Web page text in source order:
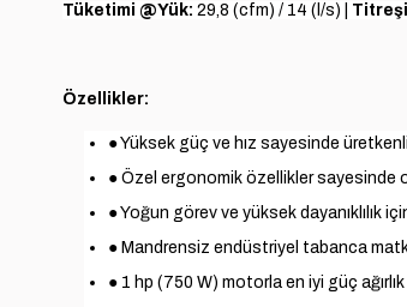
Tüketimi @Yük: 29,8 (cfm) / 14 (l/s) |
Özellikler:
● Yüksek güç ve hız sayesinde
● Özel ergonomik özellikler sayesinde
● Yoğun görev ve yüksek dayanıklılık
● Mandrensiz endüstriyel tabanca
● 1 hp (750 W) motorla en iyi güç ağırlık